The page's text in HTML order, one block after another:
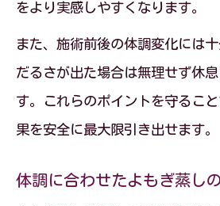
をより実感しやすくなります。
また、施術前後の体調変化には
だるさが出た場合は無理せず休
す。これらのポイントを守るこ
果を安全に最大限引き出せます。
体調に合わせたよもぎ蒸し